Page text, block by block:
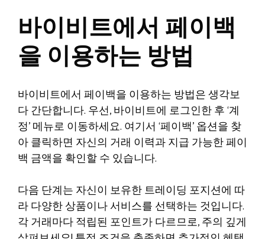
바이비트에서 페이백
을 이용하는 방법
바이비트에서 페이백을 이용하는 방법은 생각보
다 간단합니다. 우선, 바이비트에 로그인한 후 ‘계
정’ 메뉴로 이동하세요. 여기서 ‘페이백’ 옵션을 찾
아 클릭하면 자신의 거래 이력과 지급 가능한 페이
백 금액을 확인할 수 있습니다.
다음 단계는 자신이 보유한 트레이딩 포지션에 따
라 다양한 상품이나 서비스를 선택하는 것입니다.
각 거래마다 적립된 포인트가 다르므로, 주의 깊게